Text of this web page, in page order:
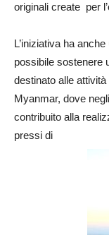
originali create per
L’iniziativa ha
possibile sostenere
destinato alle
Myanmar, dove
contribuito alla
pressi di